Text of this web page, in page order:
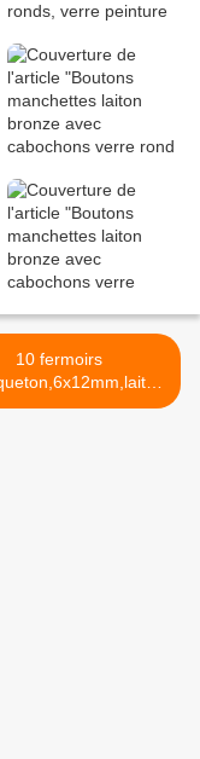
10 fermoirs
fourniture bricolage